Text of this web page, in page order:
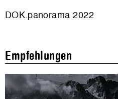
DOK.panorama 2022
Empfehlungen